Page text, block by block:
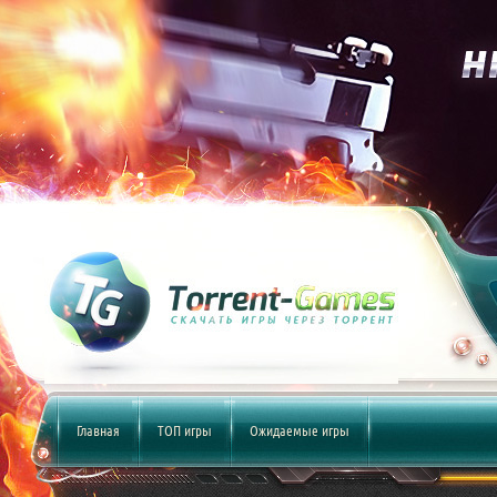
Главная ТОП игры Ожидаемые игры